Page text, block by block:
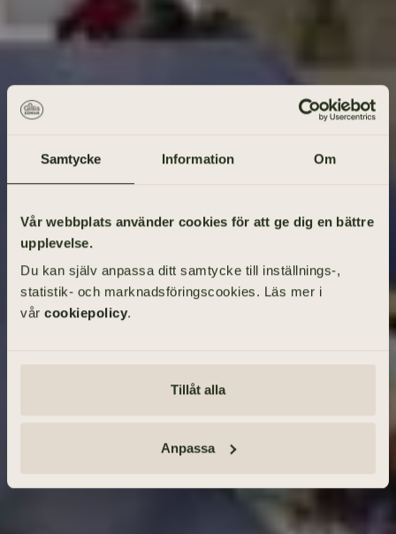
Samtycke Information Om
Vår webbplats använder cookies för att ge dig en bättre
upplevelse.
Du kan själv anpassa ditt samtycke till inställnings-,
statistik- och marknadsföringscookies. Läs mer i
vår cookiepolicy.
Tillåt alla
Anpassa
Gå på begravning